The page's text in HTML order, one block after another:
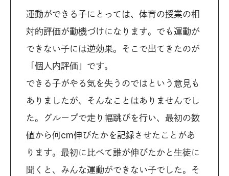
運動ができる子にとっては、体育の授業の相
対的評価が動機づけになります。でも運動が
できない子には逆効果。そこで出てきたのが
「個人内評価」です。
できる子がやる気を失うのではという意見も
ありましたが、そんなことはありませんでし
た。グループで走り幅跳びを行い、最初の数
値から何cm伸びたかを記録させたことがあ
ります。最初に比べて誰が伸びたかと生徒に
聞くと、みんな運動ができない子でした。そ